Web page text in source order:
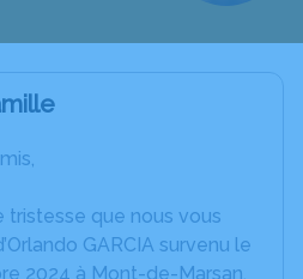
tristesse que nous vous
GARCIA survenu le
2024 à Mont-de-Marsan.